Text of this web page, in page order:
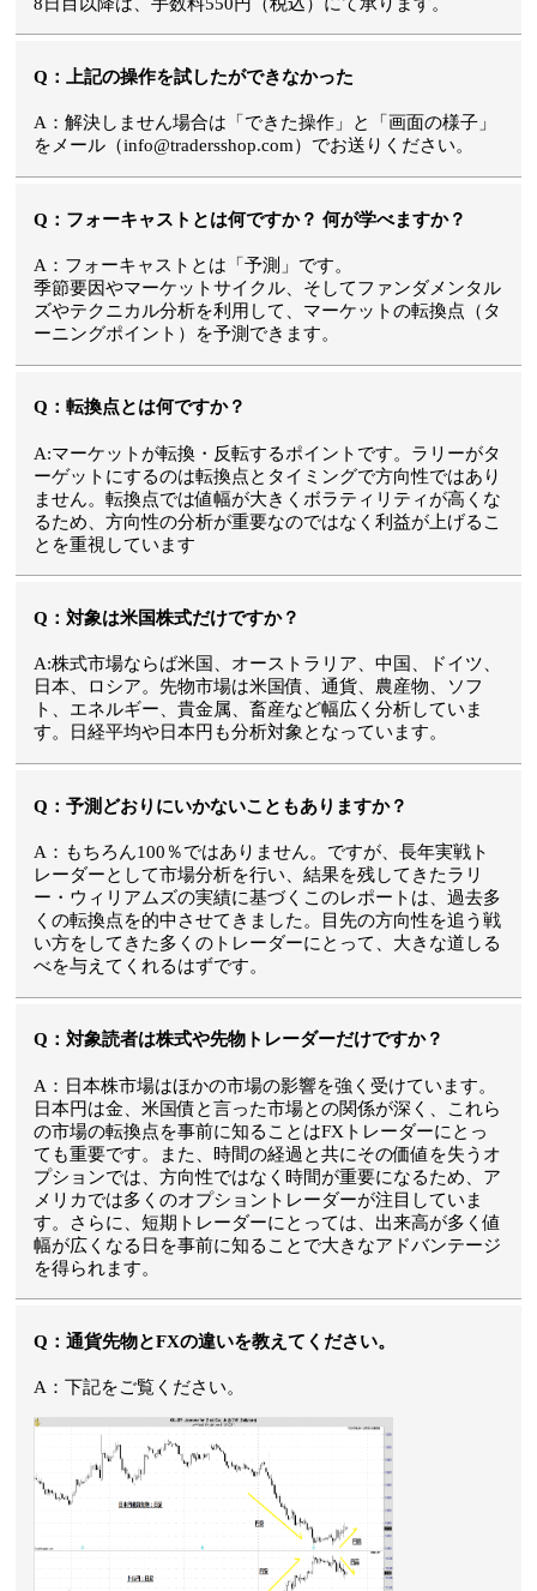
Q：上記の操作を試したができなかった
A：解決しません場合は「できた操作」と「画面の様子」
をメール（info@tradersshop.com）でお送りください。
Q：フォーキャストとは何ですか？ 何が学べますか？
A：フォーキャストとは「予測」です。
季節要因やマーケットサイクル、そしてファンダメンタル
ズやテクニカル分析を利用して、マーケットの転換点（タ
ーニングポイント）を予測できます。
Q：転換点とは何ですか？
A:マーケットが転換・反転するポイントです。ラリーがタ
ーゲットにするのは転換点とタイミングで方向性ではあり
ません。転換点では値幅が大きくボラティリティが高くな
るため、方向性の分析が重要なのではなく利益が上げるこ
とを重視しています
Q：対象は米国株式だけですか？
A:株式市場ならば米国、オーストラリア、中国、ドイツ、
日本、ロシア。先物市場は米国債、通貨、農産物、ソフ
ト、エネルギー、貴金属、畜産など幅広く分析していま
す。日経平均や日本円も分析対象となっています。
Q：予測どおりにいかないこともありますか？
A：もちろん100％ではありません。ですが、長年実戦ト
レーダーとして市場分析を行い、結果を残してきたラリ
ー・ウィリアムズの実績に基づくこのレポートは、過去多
くの転換点を的中させてきました。目先の方向性を追う戦
い方をしてきた多くのトレーダーにとって、大きな道しる
べを与えてくれるはずです。
Q：対象読者は株式や先物トレーダーだけですか？
A：日本株市場はほかの市場の影響を強く受けています。
日本円は金、米国債と言った市場との関係が深く、これら
の市場の転換点を事前に知ることはFXトレーダーにとっ
ても重要です。また、時間の経過と共にその価値を失うオ
プションでは、方向性ではなく時間が重要になるため、ア
メリカでは多くのオプショントレーダーが注目していま
す。さらに、短期トレーダーにとっては、出来高が多く値
幅が広くなる日を事前に知ることで大きなアドバンテージ
を得られます。
Q：通貨先物とFXの違いを教えてください。
A：下記をご覧ください。